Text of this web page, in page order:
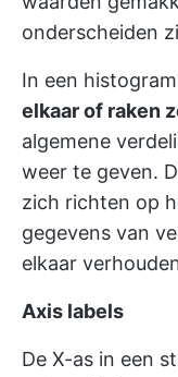
onderscheiden
In een
elkaar of raken
algemene
weer te geven.
zich richten op
gegevens van
elkaar
Axis labels
De X-as in een